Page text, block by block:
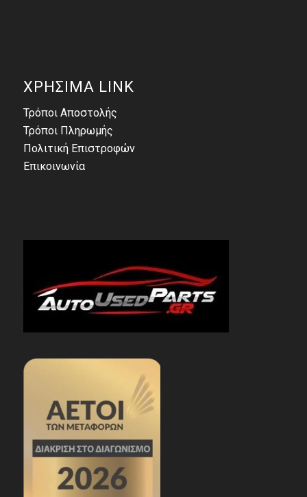
ΧΡΗΣΙΜΑ LINK
Τρόποι Αποστολής
Τρόποι Πληρωμής
Πολιτική Επιστροφών
Επικοινωνία